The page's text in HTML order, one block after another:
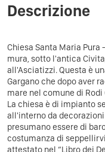
Descrizione
Chiesa Santa Maria
mura, sotto l'antica
all'Asciatizzi. Questa è
Gargano che dopo aver
mare nel comune di
La chiesa è di impianto
all'interno da
presumano essere di
costumanza di
attestato nel “Libro dei